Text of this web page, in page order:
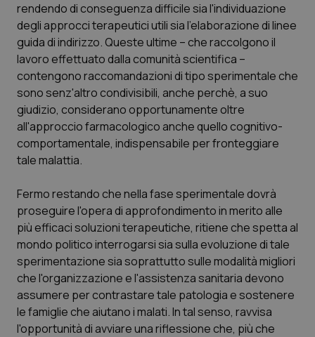
rendendo di conseguenza difficile sia l'individuazione
degli approcci terapeutici utili sia l'elaborazione di linee
guida di indirizzo. Queste ultime – che raccolgono il
lavoro effettuato dalla comunità scientifica –
contengono raccomandazioni di tipo sperimentale che
sono senz'altro condivisibili, anche perchè, a suo
giudizio, considerano opportunamente oltre
all'approccio farmacologico anche quello cognitivo-
comportamentale, indispensabile per fronteggiare
tale malattia.
Fermo restando che nella fase sperimentale dovrà
proseguire l'opera di approfondimento in merito alle
più efficaci soluzioni terapeutiche, ritiene che spetta al
mondo politico interrogarsi sia sulla evoluzione di tale
sperimentazione sia soprattutto sulle modalità migliori
che l'organizzazione e l'assistenza sanitaria devono
assumere per contrastare tale patologia e sostenere
le famiglie che aiutano i malati. In tal senso, ravvisa
l'opportunità di avviare una riflessione che, più che